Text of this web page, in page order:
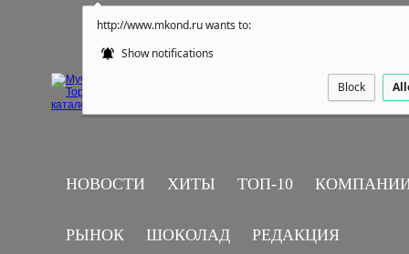
http://www.mkond.ru wants to:
Show notifications
Block
НОВОСТИ ХИТЫ ТОП-10
РЫНОК ШОКОЛАД РЕДАКЦИЯ